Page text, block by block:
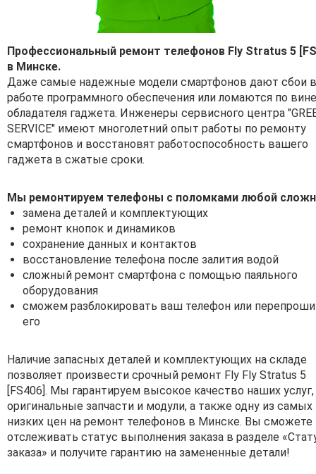
Профессиональный ремонт телефонов Fly Stratus 5
в Минске.
Даже самые надежные модели смартфонов дают сбои в
работе программного обеспечения или ломаются по вине
обладателя гаджета. Инженеры сервисного центра
SERVICE" имеют многолетний опыт работы по ремонту
смартфонов и восстановят работоспособность вашего
гаджета в сжатые сроки.
Мы ремонтируем телефоны с поломками любой
замена деталей и комплектующих
ремонт кнопок и динамиков
сохранение данных и контактов
восстановление телефона после залития водой
сложный ремонт смартфона с помощью паяльного
оборудования
сможем разблокировать ваш телефон или
его
Наличие запасных деталей и комплектующих на складе
позволяет произвести срочный ремонт Fly Fly Stratus 5
[FS406]. Мы гарантируем высокое качество наших услуг,
оригинальные запчасти и модули, а также одну из самых
низких цен на ремонт телефонов в Минске. Вы сможете
отслеживать статус выполнения заказа в разделе
заказа» и получите гарантию на замененные детали!